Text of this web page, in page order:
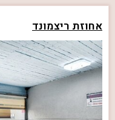
אחוזת ריצמונד